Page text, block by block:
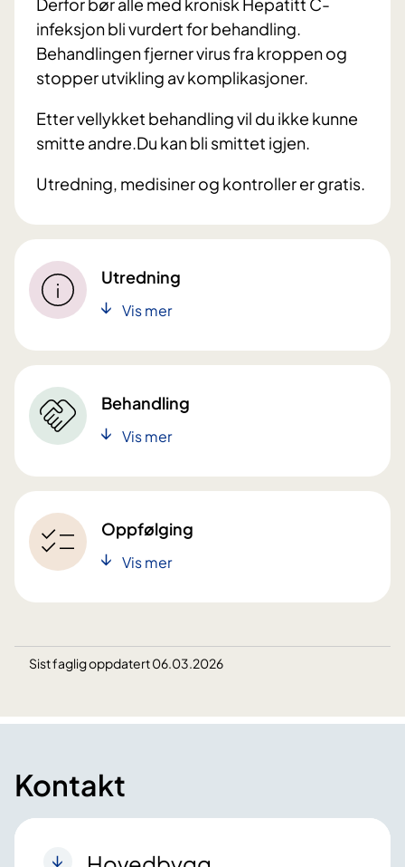
Derfor bør alle med kronisk Hepatitt C-
infeksjon bli vurdert for behandling.
Behandlingen fjerner virus fra kroppen og
stopper utvikling av komplikasjoner.
Etter vellykket behandling vil du ikke kunne
smitte andre.Du kan bli smittet igjen.
Utredning, medisiner og kontroller er gratis.
Utredning
Vis mer
Behandling
Vis mer
Oppfølging
Vis mer
Sist faglig oppdatert 06.03.2026
Kontakt